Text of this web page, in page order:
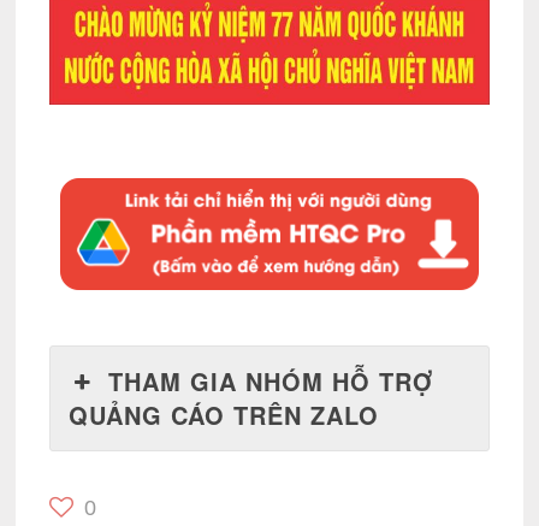
THAM GIA NHÓM HỖ TRỢ
QUẢNG CÁO TRÊN ZALO
0